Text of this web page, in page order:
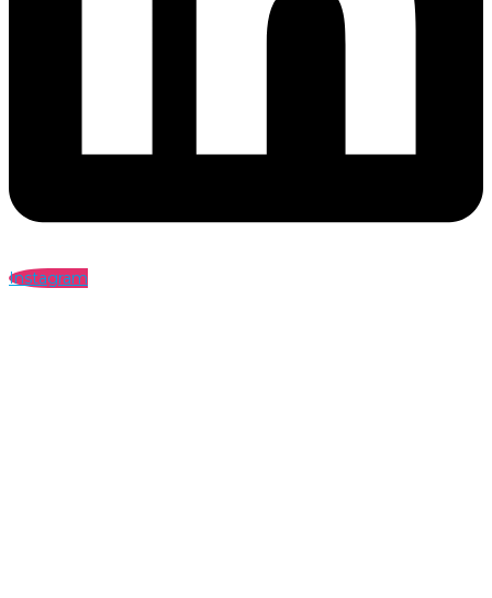
Instagram